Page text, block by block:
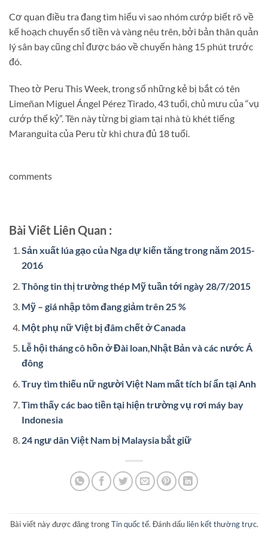
Cơ quan điều tra đang tìm hiểu vì sao nhóm cướp biết rõ về
kế hoạch chuyển số tiền và vàng nêu trên, bởi bản thân quản
lý sân bay cũng chỉ được báo về chuyến hàng 15 phút trước
đó.
Theo tờ Peru This Week, trong số những kẻ bị bắt có tên
Limeñan Miguel Ángel Pérez Tirado, 43 tuổi, chủ mưu của “vụ
cướp thế kỷ”. Tên này từng bị giam tại nhà tù khét tiếng
Maranguita của Peru từ khi chưa đủ 18 tuổi.
comments
Bài Viết Liên Quan :
Sản xuất lúa gạo của Nga dự kiến tăng trong năm 2015-
2016
Thông tin thị trường thép Mỹ tuần tới ngày 28/7/2015
Mỹ – giá nhập tôm đang giảm trên 25 %
Một phụ nữ Việt bị đâm chết ở Canada
Lễ hội tháng cô hồn ở Đài loan,Nhật Bản và các nước Á
đông
Truy tìm thiếu nữ người Việt Nam mất tích bí ẩn tại Anh
Tìm thấy các bao tiền tại hiện trường vụ rơi máy bay
Indonesia
24 ngư dân Việt Nam bị Malaysia bắt giữ
Bài viết này được đăng trongTin quốc tế. Đánh dấu liên kết thường trực.